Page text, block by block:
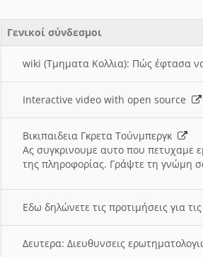
Γενικοί σύνδεσμοι
wiki (Τμηματα Κολλια): Πώς έφτασα
Interactive video with open source
Βικιπαιδεια Γκρετα Τούνμπεργκ
Ας συγκρινουμε αυτο που πετυχαμε
της πληροφορίας. Γράψτε τη γνώμη
Εδω δηλώνετε τις προτιμήσεις για
Δευτερα: Διευθυνσεις